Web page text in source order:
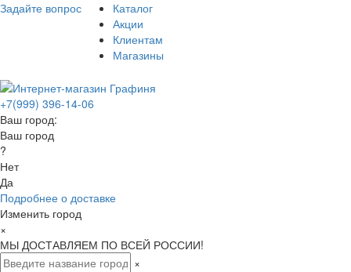
Задайте вопрос
Каталог
Акции
Клиентам
Магазины
+7(999) 396-14-06
Ваш город:
Ваш город
?
Нет
Да
Подробнее о доставке
Изменить город
×
МЫ ДОСТАВЛЯЕМ ПО ВСЕЙ РОССИИ!
×